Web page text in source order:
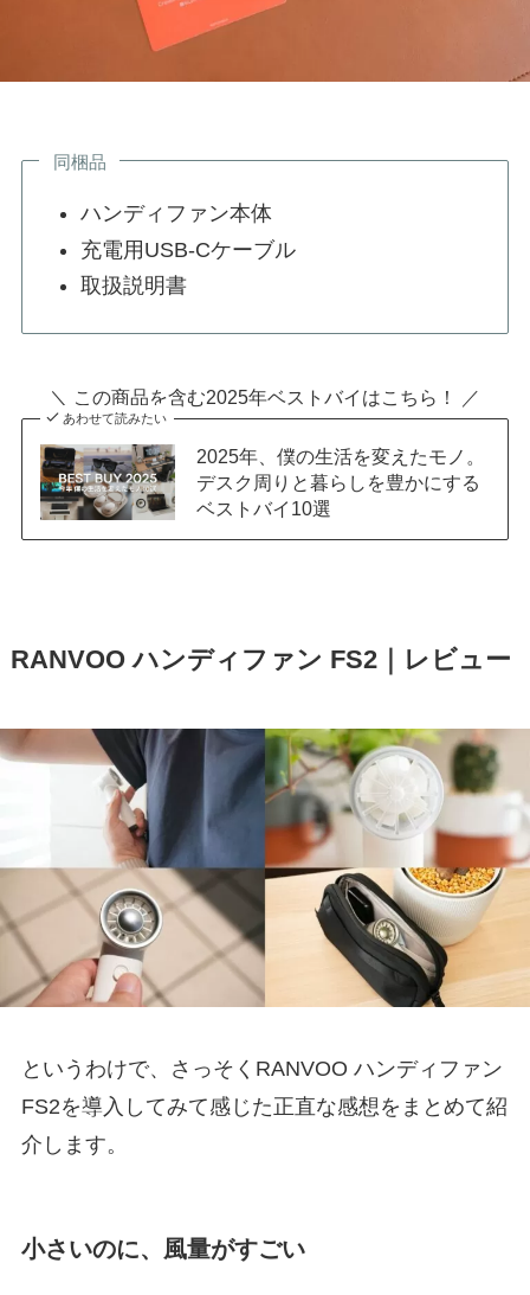
同梱品
ハンディファン本体
充電用USB-Cケーブル
取扱説明書
＼ この商品を含む2025年ベストバイはこちら！ ／
あわせて読みたい
2025年、僕の生活を変えたモノ。
デスク周りと暮らしを豊かにする
ベストバイ10選
RANVOO ハンディファン FS2｜レビュー
というわけで、さっそくRANVOO ハンディファン
FS2を導入してみて感じた正直な感想をまとめて紹
介します。
小さいのに、風量がすごい